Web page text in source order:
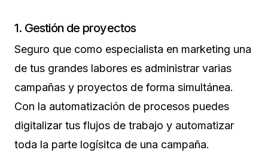
1. Gestión de proyectos
Seguro que como especialista en marketing una
de tus grandes labores es administrar varias
campañas y proyectos de forma simultánea.
Con la automatización de procesos puedes
digitalizar tus flujos de trabajo y automatizar
toda la parte logísitca de una campaña.